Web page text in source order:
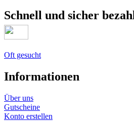
Schnell und sicher
Oft gesucht
Informationen
Über uns
Gutscheine
Konto erstellen